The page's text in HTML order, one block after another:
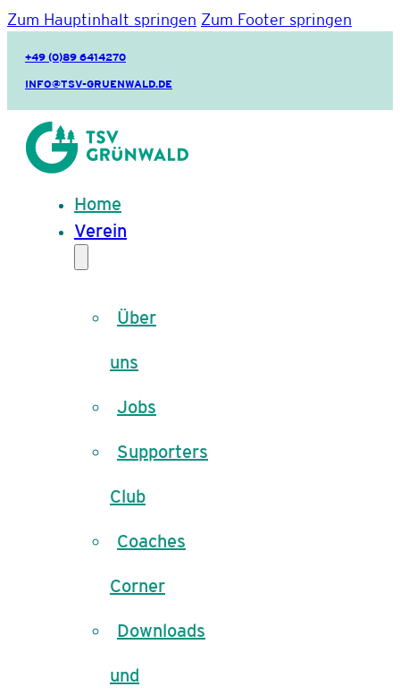
Zum Hauptinhalt springen Zum Footer springen
+49 (0)89 6414270
INFO@TSV-GRUENWALD.DE
Home
Verein
Über
uns
Jobs
Supporters
Club
Coaches
Corner
Downloads
und